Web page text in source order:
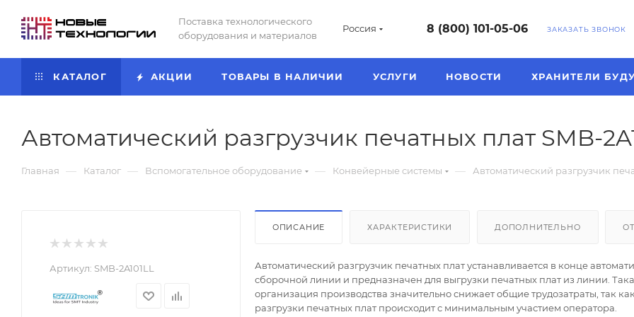
Поставка технологического
оборудования и материалов
Россия 8 (800) 101-05-06 ЗАКАЗАТЬ ЗВОНОК
КАТАЛОГ АКЦИИ ТОВАРЫ В НАЛИЧИИ УСЛУГИ НОВОСТИ ХРАНИТЕЛИ
Автоматический разгрузчик печатных плат SMB-
Главная — Каталог — Вспомогательное оборудование — Конвейерные системы — Автоматический разгрузчик
Артикул: SMB-2A101LL
ОПИСАНИЕ ХАРАКТЕРИСТИКИ ДОПОЛНИТЕЛЬНО
Автоматический разгрузчик печатных плат устанавливается в конце
сборочной линии и предназначен для выгрузки печатных плат из линии.
организация производства значительно снижает общие трудозатраты, так
разгрузки печатных плат происходит с минимальным участием оператора.